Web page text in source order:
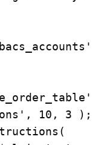
10, 3 );